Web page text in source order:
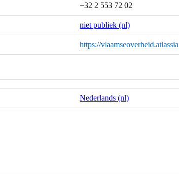
+32 2 553 72 02
niet publiek (nl)
https://
Nederlands (nl)